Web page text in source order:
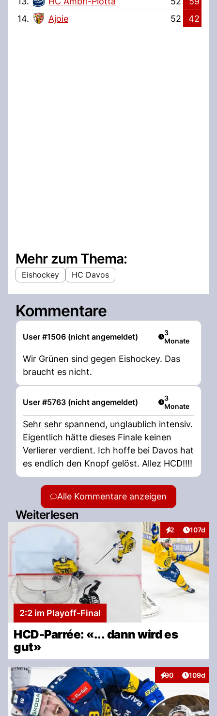
14.
Ajoie 52 42
Mehr zum Thema:
Eishockey HC Davos
Kommentare
User #1506 (nicht angemeldet) Artikel
3
Monate
Wir Grünen sind gegen Eishockey. Das
braucht es nicht.
User #5763 (nicht angemeldet) Artikel
3
Monate
Sehr sehr spannend, unglaublich intensiv.
Eigentlich hätte dieses Finale keinen
Verlierer verdient. Ich hoffe bei Davos hat
es endlich den Knopf gelöst. Allez HCD!!!!
Alle Kommentare anzeigen
Weiterlesen
2
Interaktionen
Artikel
107d
2:2 im Playoff-Final
HCD-Parrée: «... dann wird es
gut»
90
Interaktionen
Artikel
109d